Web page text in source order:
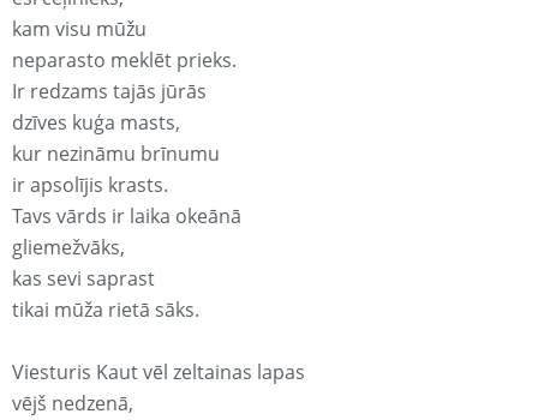
kam visu mūžu
neparasto meklēt prieks.
Ir redzams tajās jūrās
dzīves kuģa masts,
kur nezināmu brīnumu
ir apsolījis krasts.
Tavs vārds ir laika okeānā
gliemežvāks,
kas sevi saprast
tikai mūža rietā sāks.
Viesturis Kaut vēl zeltainas lapas
vējš nedzenā,